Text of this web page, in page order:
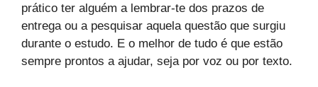
prático ter alguém a lembrar-te dos prazos de
entrega ou a pesquisar aquela questão que surgiu
durante o estudo. E o melhor de tudo é que estão
sempre prontos a ajudar, seja por voz ou por texto.